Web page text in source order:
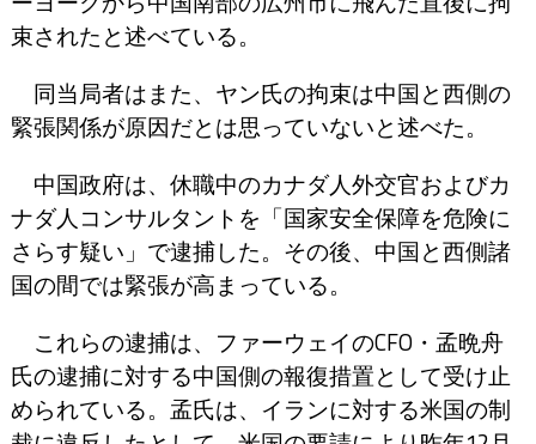
束されたと述べている。
同当局者はまた、ヤン氏の拘束は中国と西側の
緊張関係が原因だとは思っていないと述べた。
中国政府は、休職中のカナダ人外交官およびカ
ナダ人コンサルタントを「国家安全保障を危険に
さらす疑い」で逮捕した。その後、中国と西側諸
国の間では緊張が高まっている。
これらの逮捕は、ファーウェイのCFO・孟晩舟
氏の逮捕に対する中国側の報復措置として受け止
められている。孟氏は、イランに対する米国の制